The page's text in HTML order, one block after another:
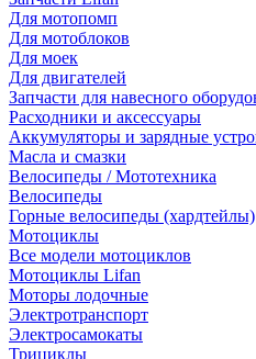
Для мотопомп
Для мотоблоков
Для моек
Для двигателей
Запчасти для навесного
Расходники и аксессуары
Аккумуляторы и зарядные
Масла и смазки
Велосипеды / Мототехника
Велосипеды
Горные велосипеды (хардтейлы)
Мотоциклы
Все модели мотоциклов
Мотоциклы Lifan
Моторы лодочные
Электротранспорт
Электросамокаты
Трициклы